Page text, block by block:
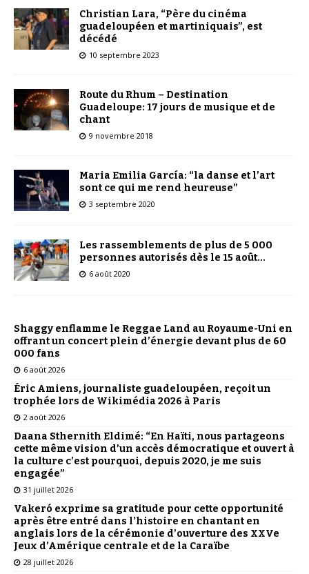
Christian Lara, “Père du cinéma
guadeloupéen et martiniquais”, est
décédé
10 septembre 2023
Route du Rhum – Destination
Guadeloupe: 17 jours de musique et de
chant
9 novembre 2018
Maria Emilia García: “la danse et l’art
sont ce qui me rend heureuse”
3 septembre 2020
Les rassemblements de plus de 5 000
personnes autorisés dès le 15 août…
6 août 2020
Shaggy enflamme le Reggae Land au Royaume-Uni en
offrant un concert plein d’énergie devant plus de 60
000 fans
6 août 2026
Éric Amiens, journaliste guadeloupéen, reçoit un
trophée lors de Wikimédia 2026 à Paris
2 août 2026
Daana Sthernith Eldimé: “En Haïti, nous partageons
cette même vision d’un accès démocratique et ouvert à
la culture c’est pourquoi, depuis 2020, je me suis
engagée”
31 juillet 2026
Vakeró exprime sa gratitude pour cette opportunité
après être entré dans l’histoire en chantant en
anglais lors de la cérémonie d’ouverture des XXVe
Jeux d’Amérique centrale et de la Caraïbe
28 juillet 2026